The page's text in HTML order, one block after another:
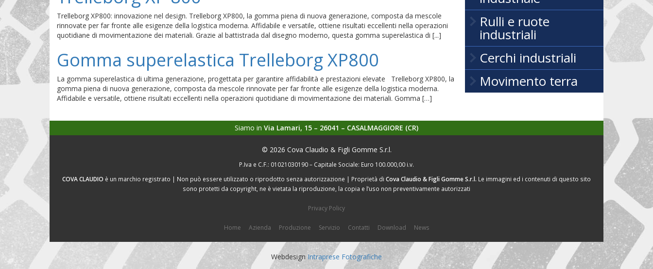
Trelleborg XP800: innovazione nel design. Trelleborg XP800, la gomma piena di nuova generazione, composta da mescole
rinnovate per far fronte alle esigenze della logistica moderna. Affidabile e versatile, ottiene risultati eccellenti nella operazioni
quotidiane di movimentazione dei materiali. Grazie al battistrada dal disegno moderno, questa gomma superelastica di [...]
Gomma superelastica Trelleborg XP800
La gomma superelastica di ultima generazione, progettata per garantire affidabilità e prestazioni elevate Trelleborg XP800, la
gomma piena di nuova generazione, composta da mescole rinnovate per far fronte alle esigenze della logistica moderna.
Affidabile e versatile, ottiene risultati eccellenti nella operazioni quotidiane di movimentazione dei materiali. Gomma […]
Rulli e ruote
industriali
Cerchi industriali
Movimento terra
Siamo in Via Lamari, 15 – 26041 – CASALMAGGIORE (CR)
© 2026 Cova Claudio & Figli Gomme S.r.l.
P.Iva e C.F.: 01021030190 – Capitale Sociale: Euro 100.000,00 i.v.
COVA CLAUDIO è un marchio registrato | Non può essere utilizzato o riprodotto senza autorizzazione | Proprietà di Cova Claudio & Figli Gomme S.r.l. Le immagini ed i contenuti di questo sito
sono protetti da copyright, ne è vietata la riproduzione, la copia e l’uso non preventivamente autorizzati
Privacy Policy
Home Azienda Produzione Servizio Contatti Download News
Webdesign Intraprese Fotografiche